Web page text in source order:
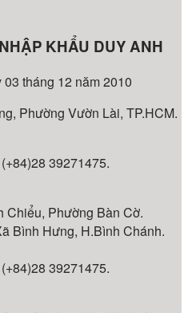
KHẨU DUY ANH
tháng 12 năm 2010
Phường Vườn Lài, TP.HCM.
39271475.
Chiểu, Phường Bàn Cờ.
Bình Hưng, H.Bình Chánh.
39271475.